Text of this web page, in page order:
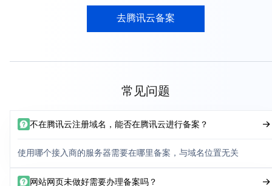
去腾讯云备案
常见问题
不在腾讯云注册域名，能否在腾讯云进行备案？
使用哪个接入商的服务器需要在哪里备案，与域名位置无关
网站网页未做好需要办理备案吗？